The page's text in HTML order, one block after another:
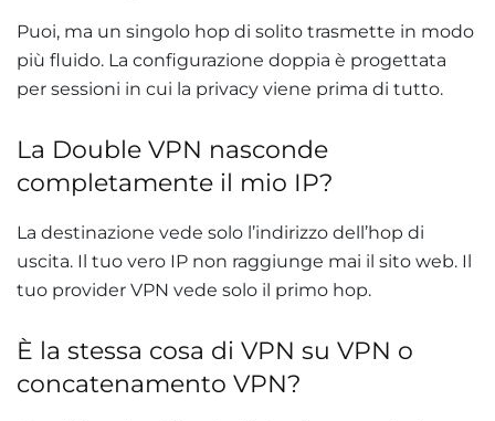
Puoi, ma un singolo hop di solito trasmette in modo
più fluido. La configurazione doppia è progettata
per sessioni in cui la privacy viene prima di tutto.
La Double VPN nasconde
completamente il mio IP?
La destinazione vede solo l’indirizzo dell’hop di
uscita. Il tuo vero IP non raggiunge mai il sito web. Il
tuo provider VPN vede solo il primo hop.
È la stessa cosa di VPN su VPN o
concatenamento VPN?